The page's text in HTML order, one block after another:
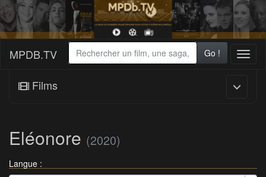
MPDB.TV Go !
Films
Eléonore (2020)
Langue :